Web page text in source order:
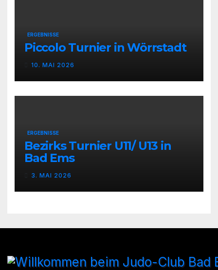
ERGEBNISSE
Piccolo Turnier in Wörrstadt
10. MAI 2026
ERGEBNISSE
Bezirks Turnier U11/ U13 in
Bad Ems
3. MAI 2026